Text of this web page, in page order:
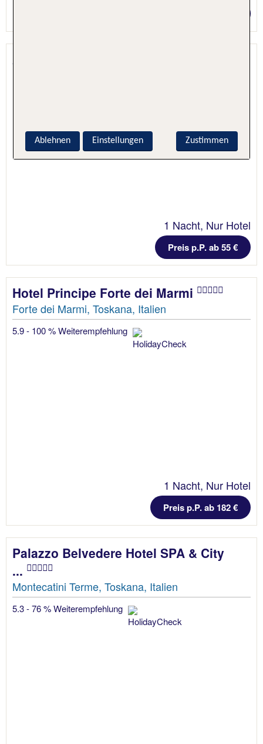
Angelica
1 Nacht, Nur Hotel
Preis p.P. ab 55 €
Hotel Principe Forte dei Marmi
Forte dei Marmi, Toskana, Italien
5.9 - 100 % Weiterempfehlung
1 Nacht, Nur Hotel
Preis p.P. ab 182 €
Palazzo Belvedere Hotel SPA & City
...
Montecatini Terme, Toskana, Italien
5.3 - 76 % Weiterempfehlung
Zustimmen
Ablehnen Einstellungen